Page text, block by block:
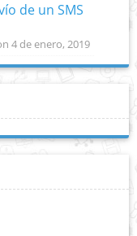
de un SMS
4 de enero, 2019